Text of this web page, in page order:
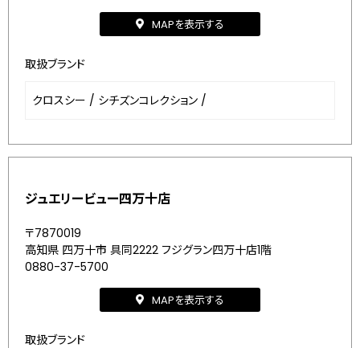
MAPを表示する
取扱ブランド
クロスシー / シチズンコレクション /
ジュエリービュー四万十店
〒7870019
高知県 四万十市 具同2222 フジグラン四万十店1階
0880-37-5700
MAPを表示する
取扱ブランド